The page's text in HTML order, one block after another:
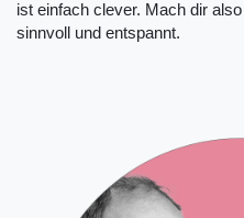
ist einfach clever. Mach dir
sinnvoll und entspannt.